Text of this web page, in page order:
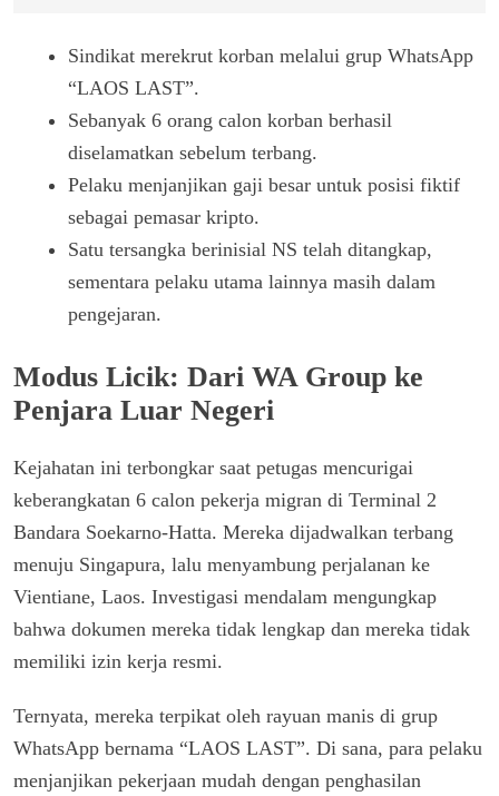
Sindikat merekrut korban melalui grup WhatsApp
“LAOS LAST”.
Sebanyak 6 orang calon korban berhasil
diselamatkan sebelum terbang.
Pelaku menjanjikan gaji besar untuk posisi fiktif
sebagai pemasar kripto.
Satu tersangka berinisial NS telah ditangkap,
sementara pelaku utama lainnya masih dalam
pengejaran.
Modus Licik: Dari WA Group ke
Penjara Luar Negeri
Kejahatan ini terbongkar saat petugas mencurigai
keberangkatan 6 calon pekerja migran di Terminal 2
Bandara Soekarno-Hatta. Mereka dijadwalkan terbang
menuju Singapura, lalu menyambung perjalanan ke
Vientiane, Laos. Investigasi mendalam mengungkap
bahwa dokumen mereka tidak lengkap dan mereka tidak
memiliki izin kerja resmi.
Ternyata, mereka terpikat oleh rayuan manis di grup
WhatsApp bernama “LAOS LAST”. Di sana, para pelaku
menjanjikan pekerjaan mudah dengan penghasilan